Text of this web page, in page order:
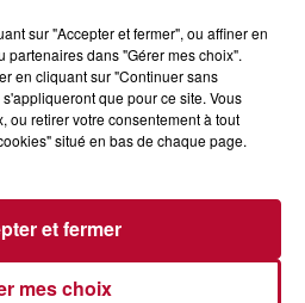
sur "Accepter et fermer", ou affiner en
partenaires dans "Gérer mes choix".
en cliquant sur "Continuer sans
que pour ce site. Vous
ou retirer votre consentement à tout
situé en bas de chaque page.
mes choix
et fermer